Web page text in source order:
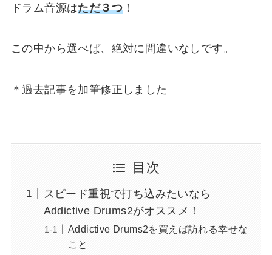
ドラム音源はただ３つ！
この中から選べば、 絶対に間違いなし です。
＊過去記事を加筆修正しました
目次
スピード重視で打ち込みたいなら
Addictive Drums2がオススメ！
Addictive Drums2を買えば訪れる幸せな
こと